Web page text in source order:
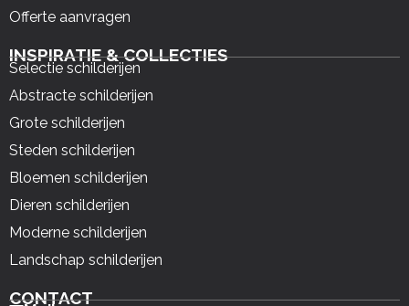
Offerte aanvragen
INSPIRATIE & COLLECTIES
Selectie schilderijen
Abstracte schilderijen
Grote schilderijen
Steden schilderijen
Bloemen schilderijen
Dieren schilderijen
Moderne schilderijen
Landschap schilderijen
CONTACT